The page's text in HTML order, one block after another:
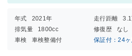
年式 2021年 走行距離
排気量
1800cc 修復歴
なし
車検
車検整備付 保証付：24